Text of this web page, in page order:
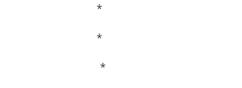
mg *
mg *
mg *